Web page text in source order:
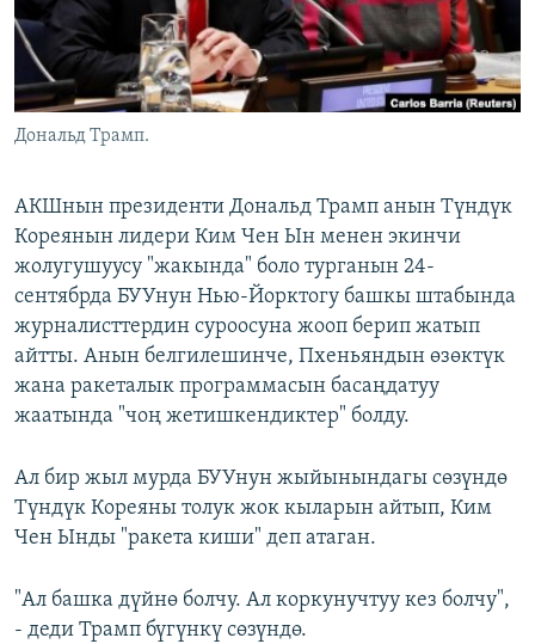
ЭЕ/АРнун бардык сайттары
Дональд Трамп.
АКШнын президенти Дональд Трамп анын Түндүк
Кореянын лидери Ким Чен Ын менен экинчи
жолугушуусу "жакында" боло турганын 24-
сентябрда БУУнун Нью-Йорктогу башкы штабында
журналисттердин суроосуна жооп берип жатып
айтты. Анын белгилешинче, Пхеньяндын өзөктүк
жана ракеталык программасын басаңдатуу
жаатында "чоң жетишкендиктер" болду.
Ал бир жыл мурда БУУнун жыйынындагы сөзүндө
Түндүк Кореяны толук жок кыларын айтып, Ким
Чен Ынды "ракета киши" деп атаган.
"Ал башка дүйнө болчу. Ал коркунучтуу кез болчу",
- деди Трамп бүгүнкү сөзүндө.